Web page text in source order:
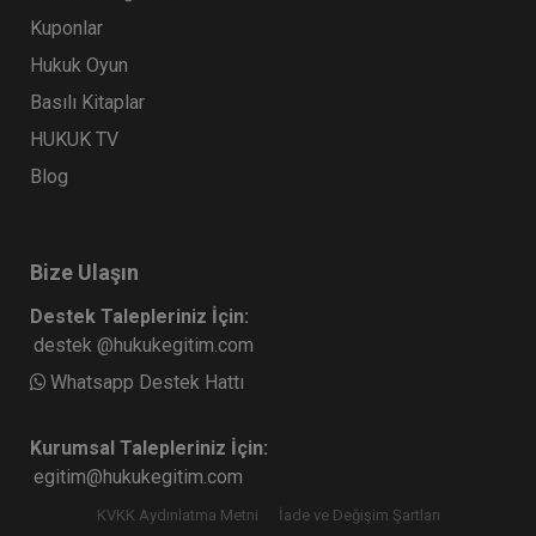
Seçim Güvenliği Hukuku Zirvesi Video Kaydı
ARMAĞANIMIZDIR
Aristo Yayınevi
Kuponlar
Hukuk Oyun
Basılı Kitaplar
HUKUK TV
Blog
Bize Ulaşın
Destek Talepleriniz İçin:
destek @hukukegitim.com
Whatsapp Destek Hattı
Kurumsal Talepleriniz İçin:
egitim@hukukegitim.com
KVKK Aydınlatma Metni İade ve Değişim Şartları